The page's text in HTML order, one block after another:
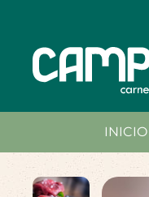
INICIO